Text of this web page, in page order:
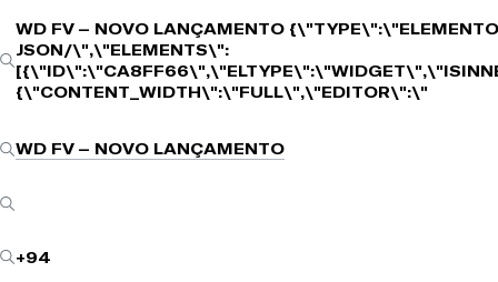
WD FV – NOVO LANÇAMENTO
JSON/\",\"ELEMENTS\":
{\"CONTENT_WIDTH\":\"FULL\",\"EDITOR\":\"
WD FV – NOVO LANÇAMENTO
+94